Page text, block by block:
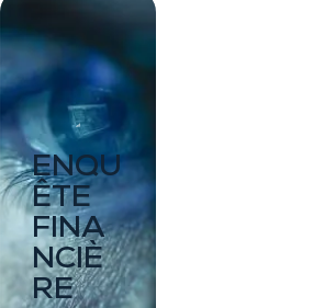
ENQU
ÊTE
FINA
NCIÈ
RE